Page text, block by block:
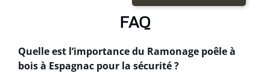
FAQ
Quelle est l’importance du Ramonage poêle à
bois à Espagnac pour la sécurité ?